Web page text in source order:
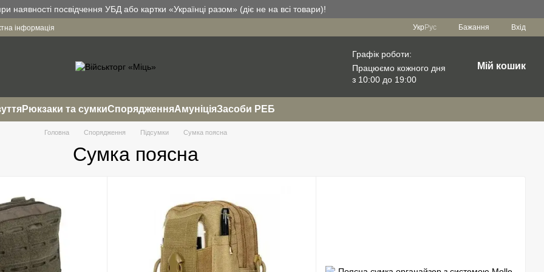
наявності посвідчення УБД або картки «Українці разом» (діє не на всі товари)!
інформація
Укр Рус Бажання Вхід
Графік роботи:
Працюємо кожного дня
з 10:00 до 19:00
Мій кошик
Рюкзаки та сумкиСпорядженняАмуніціяЗасоби РЕБ
Головна Спорядження Підсумки Сумка поясна
Сумка поясна